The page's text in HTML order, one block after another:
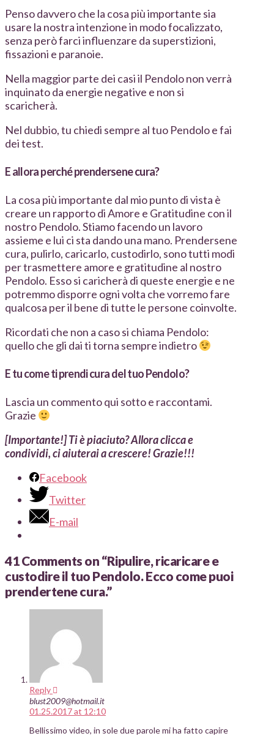
Penso davvero che la cosa più importante sia
usare la nostra intenzione in modo focalizzato,
senza però farci influenzare da superstizioni,
fissazioni e paranoie.
Nella maggior parte dei casi il Pendolo non verrà
inquinato da energie negative e non si
scaricherà.
Nel dubbio, tu chiedi sempre al tuo Pendolo e fai
dei test.
E allora perché prendersene cura?
La cosa più importante dal mio punto di vista è
creare un rapporto di Amore e Gratitudine con il
nostro Pendolo. Stiamo facendo un lavoro
assieme e lui ci sta dando una mano. Prendersene
cura, pulirlo, caricarlo, custodirlo, sono tutti modi
per trasmettere amore e gratitudine al nostro
Pendolo. Esso si caricherà di queste energie e ne
potremmo disporre ogni volta che vorremo fare
qualcosa per il bene di tutte le persone coinvolte.
Ricordati che non a caso si chiama Pendolo:
quello che gli dai ti torna sempre indietro
E tu come ti prendi cura del tuo Pendolo?
Lascia un commento qui sotto e raccontami.
Grazie
[Importante!] Ti è piaciuto? Allora clicca e
condividi, ci aiuterai a crescere! Grazie!!!
Facebook
Twitter
E-mail
41 Comments on “Ripulire, ricaricare e
custodire il tuo Pendolo. Ecco come puoi
prendertene cura.”
Reply
blust2009@hotmail.it
01.25.2017 at 12:10
Bellissimo video, in sole due parole mi ha fatto capire